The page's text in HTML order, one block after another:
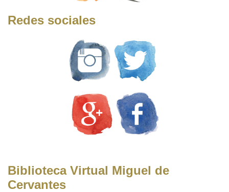
Redes sociales
Biblioteca Virtual Miguel de
Cervantes